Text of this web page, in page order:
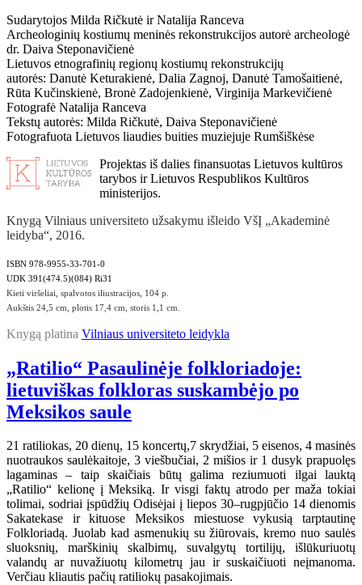
Sudarytojos Milda Ričkutė ir Natalija Ranceva
Archeologinių kostiumų meninės rekonstrukcijos autorė archeologė
dr. Daiva Steponavičienė
Lietuvos etnografinių regionų kostiumų rekonstrukcijų
autorės: Danutė Keturakienė, Dalia Zagnoj, Danutė Tamošaitienė,
Rūta Kučinskienė, Bronė Zadojenkienė, Virginija Markevičienė
Fotografė Natalija Ranceva
Tekstų autorės: Milda Ričkutė, Daiva Steponavičienė
Fotografuota Lietuvos liaudies buities muziejuje Rumšiškėse
Projektas iš dalies finansuotas Lietuvos kultūros
tarybos ir Lietuvos Respublikos Kultūros
ministerijos.
Knygą Vilniaus universiteto užsakymu išleido VšĮ „Akademinė
leidyba“, 2016.
ISBN 978-9955-33-701-0
UDK 391(474.5)(084) Ri31
Kieti viršeliai, spalvotos iliustracijos, 104 p.
Aukštis 24,5 cm, plotis 17,4 cm, storis 1,1 cm.
Knygą platina Vilniaus universiteto leidykla
„Ratilio“ Pasaulinėje folkloriadoje:
lietuviškas folkloras suskambėjo po
Meksikos saule
21 ratiliokas, 20 dienų, 15 koncertų,7 skrydžiai, 5 eisenos, 4 masinės
nuotraukos saulėkaitoje, 3 viešbučiai, 2 mišios ir 1 dusyk prapuolęs
lagaminas – taip skaičiais būtų galima reziumuoti ilgai lauktą
„Ratilio“ kelionę į Meksiką. Ir visgi faktų atrodo per maža tokiai
tolimai, sodriai įspūdžių Odisėjai į liepos 30–rugpjūčio 14 dienomis
Sakatekase ir kituose Meksikos miestuose vykusią tarptautinę
Folkloriadą. Juolab kad asmenukių su žiūrovais, kremo nuo saulės
sluoksnių, marškinių skalbimų, suvalgytų tortilijų, išlūkuriuotų
valandų ar nuvažiuotų kilometrų jau ir suskaičiuoti neįmanoma.
Verčiau kliautis pačių ratiliokų pasakojimais.